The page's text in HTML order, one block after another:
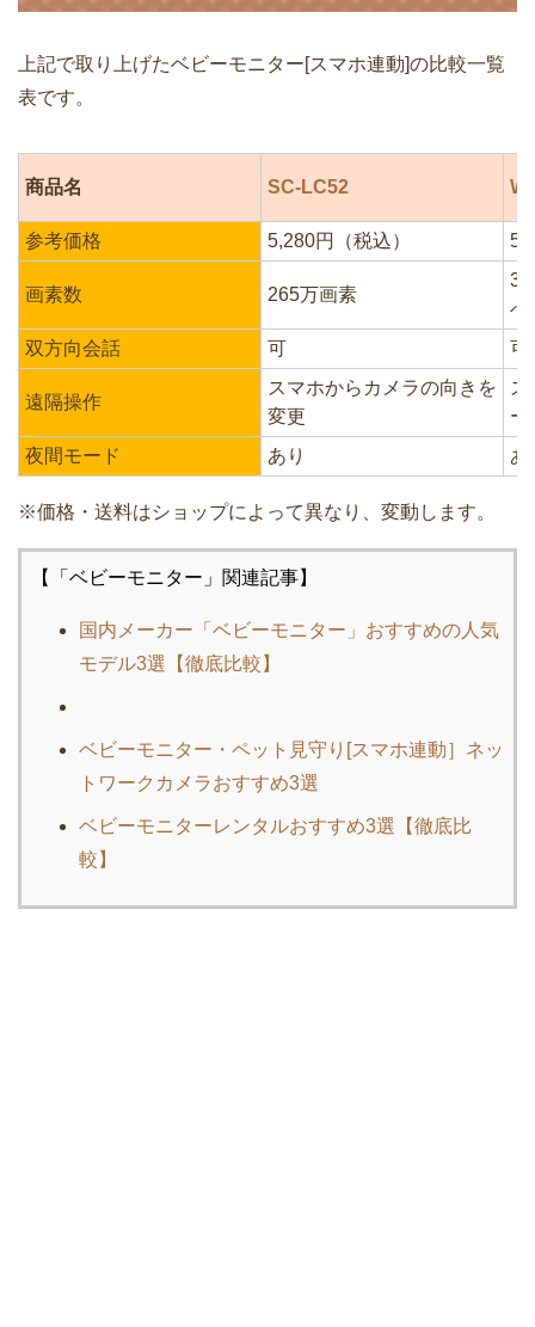
上記で取り上げたベビーモニター[スマホ連動]の比較一覧
表です。
商品名 SC-LC52
参考価格 5,280円（税込）
画素数 265万画素
べ
双方向会話
可 可
遠隔操作
スマホからカメラの向きを
変更
ス
ー
夜間モード
あり あ
※価格・送料はショップによって異なり、変動します。
【「ベビーモニター」関連記事】
国内メーカー「ベビーモニター」おすすめの人気
モデル3選【徹底比較】
ベビーモニター・ペット見守り[スマホ連動］ネッ
トワークカメラおすすめ3選
ベビーモニターレンタルおすすめ3選【徹底比
較】